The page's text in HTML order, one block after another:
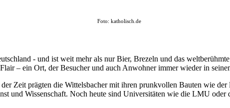
Foto: katholisch.de
- und ist weit mehr als nur Bier, Brezeln und das
– ein Ort, der Besucher und auch Anwohner immer wieder in
Zeit prägten die Wittelsbacher mit ihren prunkvollen Bauten wie
und Wissenschaft. Noch heute sind Universitäten wie die LMU